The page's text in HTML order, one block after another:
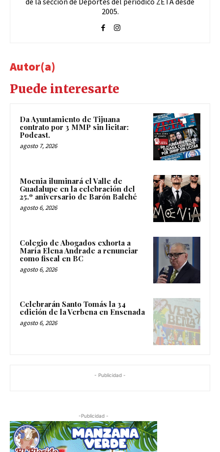
2005.
Autor(a)
Puede interesarte
Da Ayuntamiento de Tijuana
contrato por 3 MMP sin licitar:
Podcast.
agosto 7, 2026
Moenia iluminará el Valle de
Guadalupe en la celebración del
25.º aniversario de Barón Balché
agosto 6, 2026
Colegio de Abogados exhorta a
María Elena Andrade a renunciar
como fiscal en BC
agosto 6, 2026
Celebrarán Santo Tomás la 34
edición de la Verbena en Ensenada
agosto 6, 2026
- Publicidad -
-Publicidad -